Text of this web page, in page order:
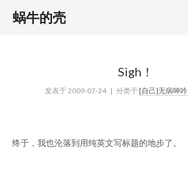
蜗牛的壳
Sigh！
发表于2009-07-24 | 分类于[自己]无病呻吟
终于，我也沦落到用纯英文写标题的地步了。